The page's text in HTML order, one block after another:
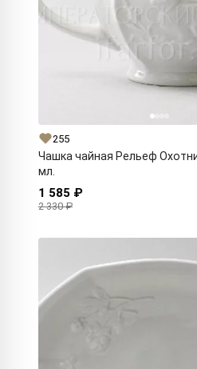
255
Чашка чайная Рельеф
мл.
1 585 ₽
2 330 ₽